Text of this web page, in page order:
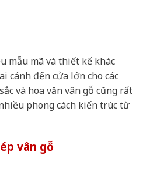
mẫu mã và thiết kế khác
cánh đến cửa lớn cho các
và hoa văn vân gỗ cũng rất
phong cách kiến trúc từ
vân gỗ